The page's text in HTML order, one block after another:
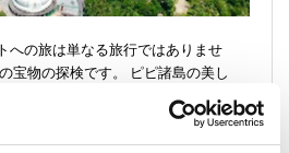
への旅は単なる旅行ではありませ
宝物の探検です。 ピピ諸島の美し